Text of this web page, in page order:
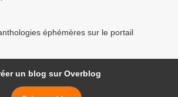
éphémères sur le portail
un blog sur Overblog